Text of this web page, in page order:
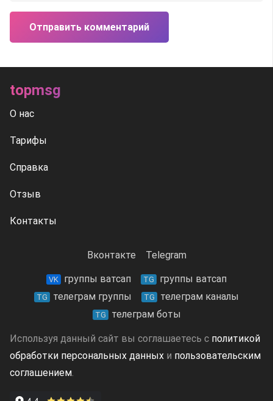
Отправить комментарий
topmsg
О нас
Тарифы
Справка
Отзыв
Контакты
Вконтакте Telegram
VK группы ватсап TG группы ватсап
TG телеграм группы TG телеграм каналы
TG телеграм боты
Используя данный сайт вы соглашаетесь с политикой
обработки персональных данных и пользовательским
соглашением.